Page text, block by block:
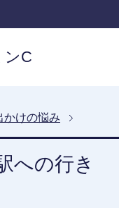
ンC
かけの悩み
への行き